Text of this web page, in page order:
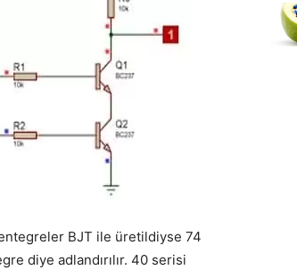
BJT ile üretildiyse 74
diye adlandırılır. 40 serisi